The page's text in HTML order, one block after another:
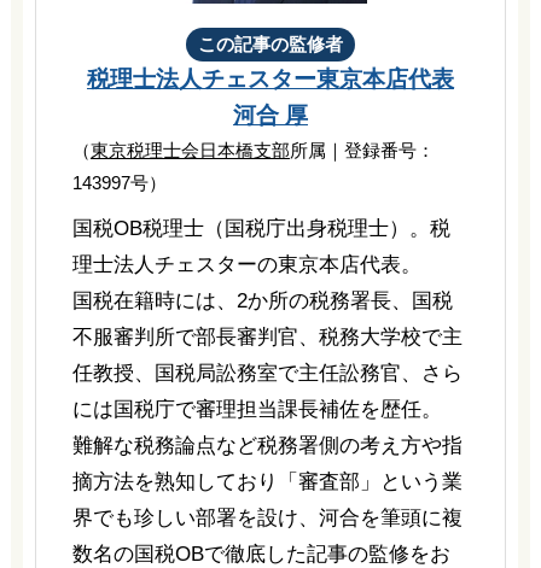
この記事の監修者
税理士法人チェスター東京本店代表
河合 厚
（東京税理士会日本橋支部所属｜登録番号：
143997号）
国税OB税理士（国税庁出身税理士）。税
理士法人チェスターの東京本店代表。
国税在籍時には、2か所の税務署長、国税
不服審判所で部長審判官、税務大学校で主
任教授、国税局訟務室で主任訟務官、さら
には国税庁で審理担当課長補佐を歴任。
難解な税務論点など税務署側の考え方や指
摘方法を熟知しており「審査部」という業
界でも珍しい部署を設け、河合を筆頭に複
数名の国税OBで徹底した記事の監修をお